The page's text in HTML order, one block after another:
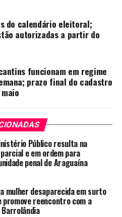
do calendário eleitoral;
autorizadas a partir do
funcionam em regime
prazo final do cadastro
Público resulta na
e em ordem para
penal de Araguaína
mulher desaparecida em surto
reencontro com a